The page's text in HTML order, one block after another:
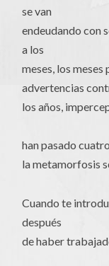
se van
endeudando con
a los
meses, los
advertencias
los años,
han pasado
la metamorfosis
Cuando te
después
de haber